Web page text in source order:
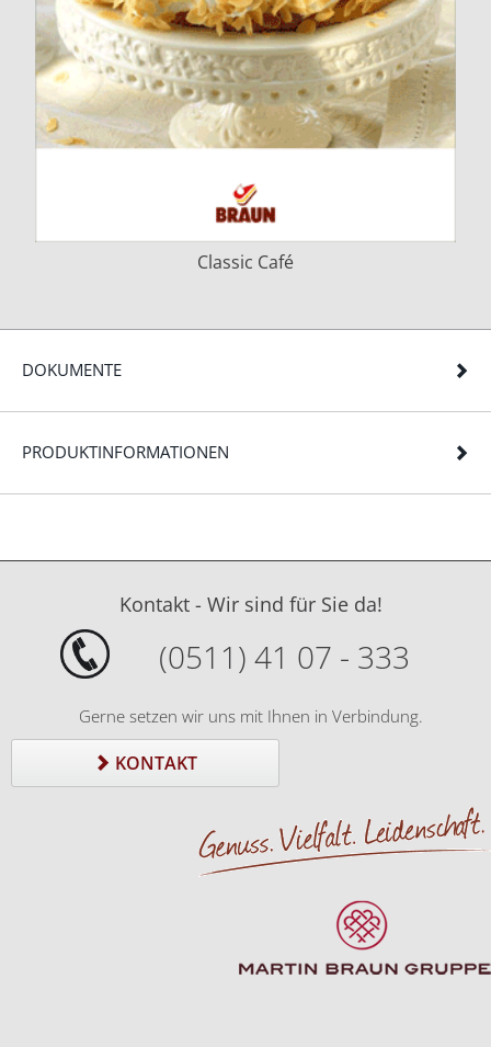
Classic Café
DOKUMENTE
PRODUKTINFORMATIONEN
Kontakt - Wir sind für Sie da!
(0511) 41 07 - 333
Gerne setzen wir uns mit Ihnen in Verbindung.
KONTAKT